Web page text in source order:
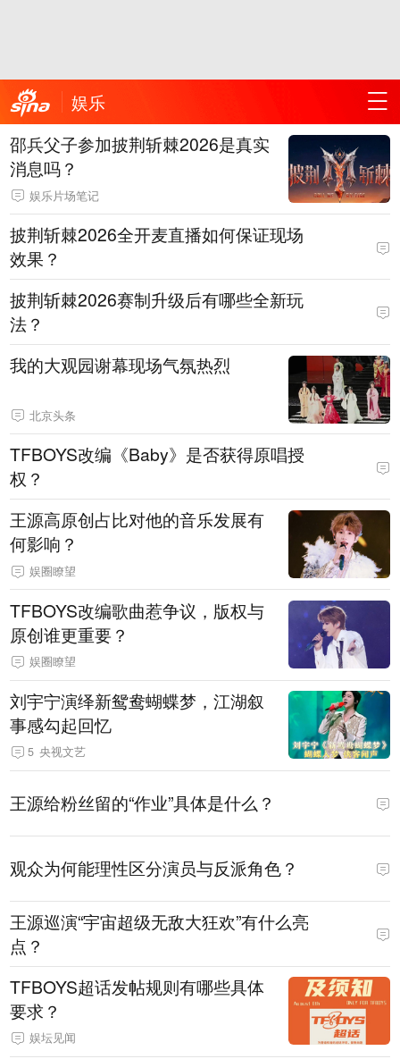
娱乐
邵兵父子参加披荆斩棘2026是真实
消息吗？
娱乐片场笔记
披荆斩棘2026全开麦直播如何保证现场
效果？
披荆斩棘2026赛制升级后有哪些全新玩
法？
我的大观园谢幕现场气氛热烈
北京头条
TFBOYS改编《Baby》是否获得原唱授
权？
王源高原创占比对他的音乐发展有
何影响？
娱圈瞭望
TFBOYS改编歌曲惹争议，版权与
原创谁更重要？
娱圈瞭望
刘宇宁演绎新鸳鸯蝴蝶梦，江湖叙
事感勾起回忆
5 央视文艺
王源给粉丝留的“作业”具体是什么？
观众为何能理性区分演员与反派角色？
王源巡演“宇宙超级无敌大狂欢”有什么亮
点？
TFBOYS超话发帖规则有哪些具体
要求？
娱坛见闻